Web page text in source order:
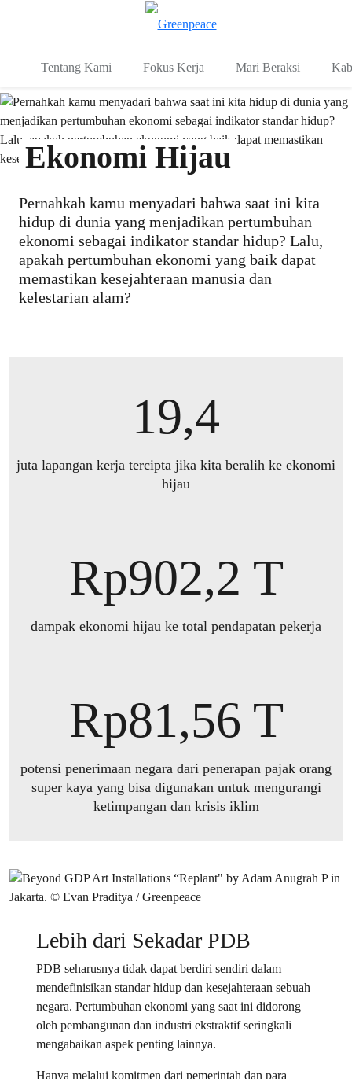
Tentang Kami Fokus Kerja Mari Beraksi
Ekonomi Hijau
Pernahkah kamu menyadari bahwa saat ini kita
hidup di dunia yang menjadikan pertumbuhan
ekonomi sebagai indikator standar hidup? Lalu,
apakah pertumbuhan ekonomi yang baik dapat
memastikan kesejahteraan manusia dan
kelestarian alam?
19,4
juta lapangan kerja tercipta jika kita beralih ke ekonomi
hijau
Rp902,2 T
dampak ekonomi hijau ke total pendapatan pekerja
Rp81,56 T
potensi penerimaan negara dari penerapan pajak orang
super kaya yang bisa digunakan untuk mengurangi
ketimpangan dan krisis iklim
Lebih dari Sekadar PDB
PDB seharusnya tidak dapat berdiri sendiri dalam
mendefinisikan standar hidup dan kesejahteraan sebuah
negara. Pertumbuhan ekonomi yang saat ini didorong
oleh pembangunan dan industri ekstraktif seringkali
mengabaikan aspek penting lainnya.
Hanya melalui komitmen dari pemerintah dan para